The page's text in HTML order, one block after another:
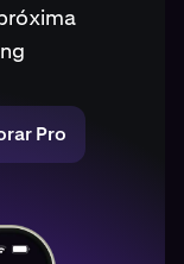
Pro